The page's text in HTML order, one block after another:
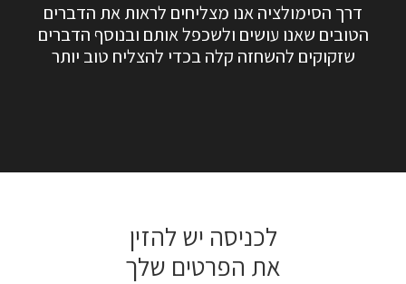
דרך הסימולציה אנו מצליחים לראות את הדברים
הטובים שאנו עושים ולשכפל אותם ובנוסף הדברים
שזקוקים להשחזה קלה בכדי להצליח טוב יותר
לכניסה יש להזין
את הפרטים שלך